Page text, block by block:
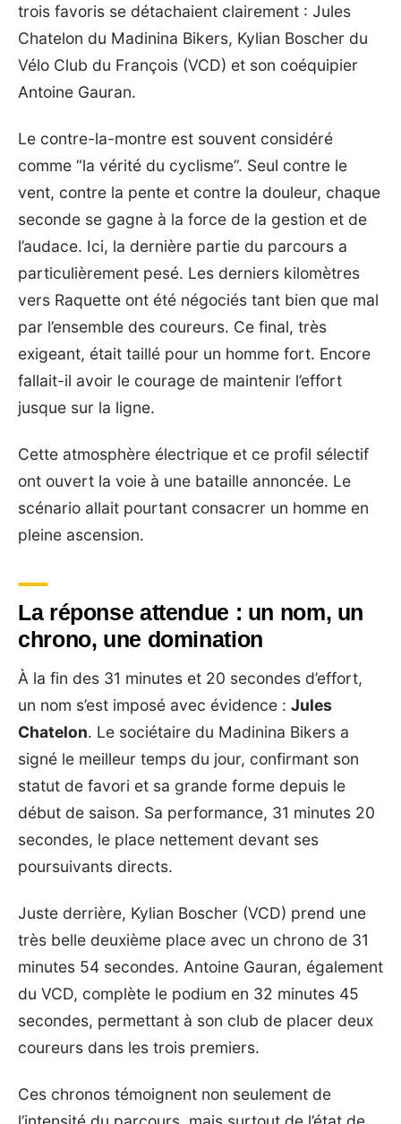
trois favoris se détachaient clairement : Jules
Chatelon du Madinina Bikers, Kylian Boscher du
Vélo Club du François (VCD) et son coéquipier
Antoine Gauran.
Le contre-la-montre est souvent considéré
comme “la vérité du cyclisme”. Seul contre le
vent, contre la pente et contre la douleur, chaque
seconde se gagne à la force de la gestion et de
l’audace. Ici, la dernière partie du parcours a
particulièrement pesé. Les derniers kilomètres
vers Raquette ont été négociés tant bien que mal
par l’ensemble des coureurs. Ce final, très
exigeant, était taillé pour un homme fort. Encore
fallait-il avoir le courage de maintenir l’effort
jusque sur la ligne.
Cette atmosphère électrique et ce profil sélectif
ont ouvert la voie à une bataille annoncée. Le
scénario allait pourtant consacrer un homme en
pleine ascension.
La réponse attendue : un nom, un
chrono, une domination
À la fin des 31 minutes et 20 secondes d’effort,
un nom s’est imposé avec évidence : Jules
Chatelon. Le sociétaire du Madinina Bikers a
signé le meilleur temps du jour, confirmant son
statut de favori et sa grande forme depuis le
début de saison. Sa performance, 31 minutes 20
secondes, le place nettement devant ses
poursuivants directs.
Juste derrière, Kylian Boscher (VCD) prend une
très belle deuxième place avec un chrono de 31
minutes 54 secondes. Antoine Gauran, également
du VCD, complète le podium en 32 minutes 45
secondes, permettant à son club de placer deux
coureurs dans les trois premiers.
Ces chronos témoignent non seulement de